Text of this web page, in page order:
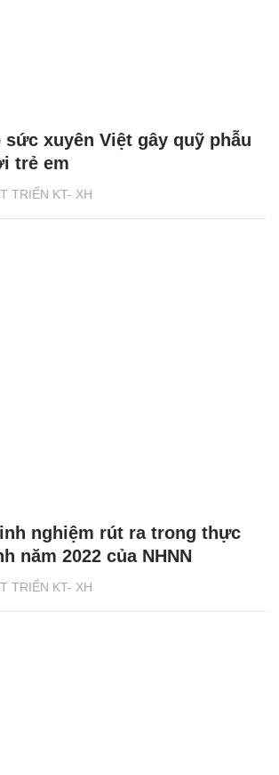
TRIỂN KT- XH
sức xuyên Việt gây quỹ phẫu
trẻ em
TRIỂN KT- XH
nghiệm rút ra trong thực
năm 2022 của NHNN